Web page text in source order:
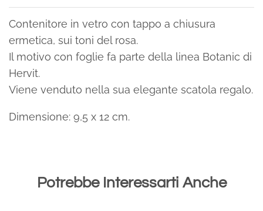
Contenitore in vetro con tappo a chiusura
ermetica, sui toni del rosa.
Il motivo con foglie fa parte della linea Botanic di
Hervit.
Viene venduto nella sua elegante scatola regalo.
Dimensione: 9,5 x 12 cm.
Potrebbe Interessarti Anche